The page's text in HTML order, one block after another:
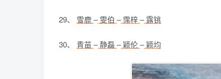
29、 雪鹿–雯伯 –霈梓–露铫
30、 青苗–静磊–颖伦–颖均